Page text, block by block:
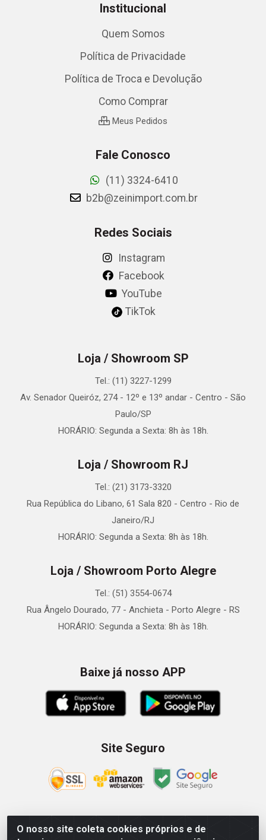
O nosso site coleta cookies próprios e de
Institucional
Quem Somos
Política de Privacidade
Política de Troca e Devolução
Como Comprar
Meus Pedidos
Fale Conosco
(11) 3324-6410
b2b@zeinimport.com.br
Redes Sociais
Instagram
Facebook
YouTube
TikTok
Loja / Showroom SP
Tel.: (11) 3227-1299
Av. Senador Queiróz, 274 - 12º e 13º andar - Centro - São
Paulo/SP
HORÁRIO: Segunda a Sexta: 8h às 18h.
Loja / Showroom RJ
Tel.: (21) 3173-3320
Rua República do Libano, 61 Sala 820 - Centro - Rio de
Janeiro/RJ
HORÁRIO: Segunda a Sexta: 8h às 18h.
Loja / Showroom Porto Alegre
Tel.: (51) 3554-0674
Rua Ângelo Dourado, 77 - Anchieta - Porto Alegre - RS
HORÁRIO: Segunda a Sexta: 8h às 18h.
Baixe já nosso APP
Site Seguro
Zein Importação e Comércio LTDA - Av. Senador Queiróz, 274